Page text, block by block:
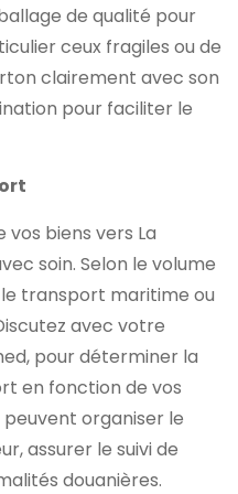
de qualité pour
ceux fragiles ou de
clairement avec son
pour faciliter le
biens vers La
soin. Selon le volume
transport maritime ou
avec votre
pour déterminer la
en fonction de vos
peuvent organiser le
assurer le suivi de
douanières.